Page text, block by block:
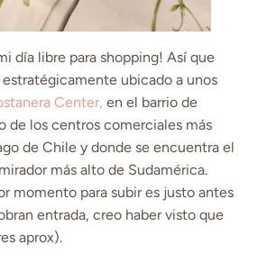
día libre para shopping! Así que
ubicado a unos
Center, en el barrio de
de los centros comerciales más
de Chile y donde se encuentra el
más alto de Sudamérica.
momento para subir es justo antes
entrada, creo haber visto que
aprox).